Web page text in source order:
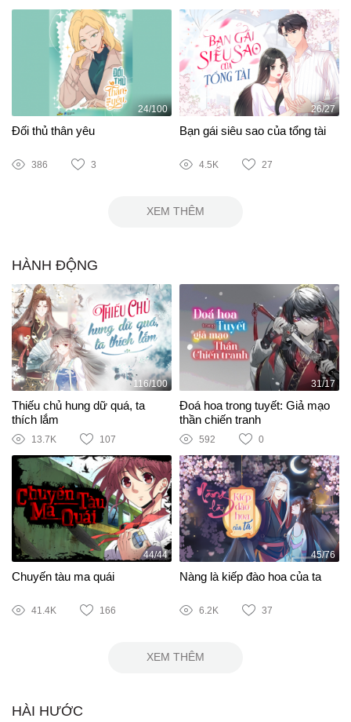
24/100
Đối thủ thân yêu
386 3
26/27
Bạn gái siêu sao của tổng tài
4.5K 27
XEM THÊM
HÀNH ĐỘNG
116/100
Thiếu chủ hung dữ quá, ta
thích lắm
13.7K 107
31/17
Đoá hoa trong tuyết: Giả mạo
thần chiến tranh
592 0
44/44
Chuyến tàu ma quái
41.4K 166
45/76
Nàng là kiếp đào hoa của ta
6.2K 37
XEM THÊM
HÀI HƯỚC